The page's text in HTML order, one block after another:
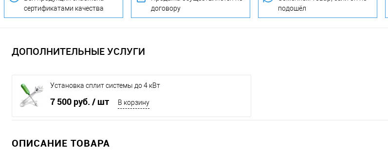
сертификатами качества
договору
подошёл
ДОПОЛНИТЕЛЬНЫЕ УСЛУГИ
Установка сплит системы до 4 кВт
7 500 руб. / шт В корзину
ОПИСАНИЕ ТОВАРА